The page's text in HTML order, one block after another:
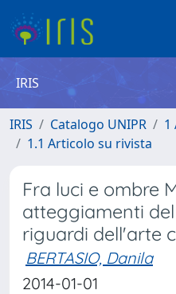
IRIS
IRIS Catalogo UNIPR
1
1.1 Articolo su rivista
Fra luci e ombre
atteggiamenti
riguardi dell'arte
BERTASIO, Danila
2014-01-01